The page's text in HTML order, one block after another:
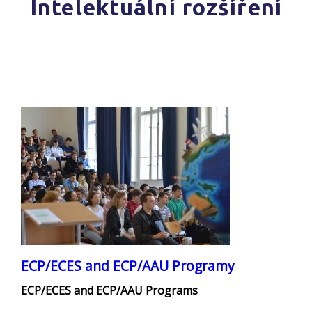
Intelektuální rozšíření
ECP/ECES and ECP/AAU Programy
ECP/ECES and ECP/AAU Programs